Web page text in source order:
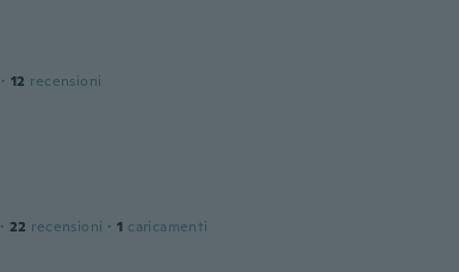
· 12 recensioni
· 22 recensioni · 1 caricamenti